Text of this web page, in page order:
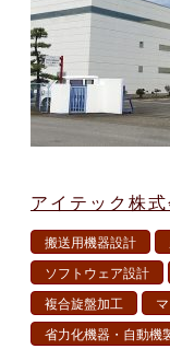
アイテック株
搬送用機器設計
ソフトウェア設計
複合旋盤加工
省力化機器・自動機